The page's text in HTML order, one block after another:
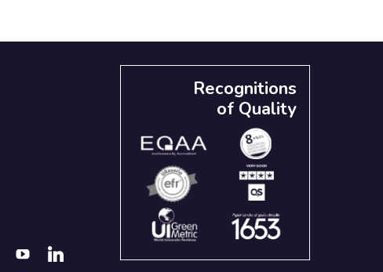
Recognitions
of Quality